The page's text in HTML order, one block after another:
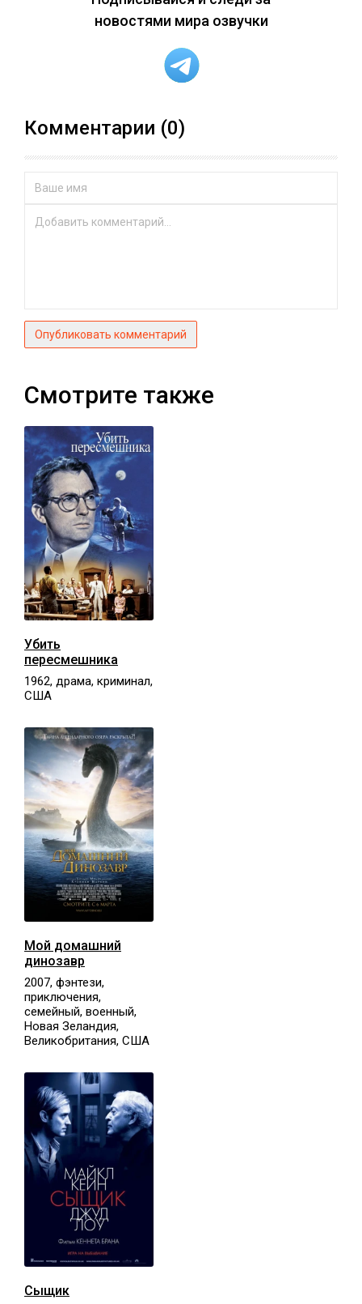
новостями мира озвучки
Комментарии (0)
Опубликовать комментарий
Смотрите также
Убить
пересмешника
1962, драма, криминал,
США
Мой домашний
динозавр
2007, фэнтези,
приключения,
семейный, военный,
Новая Зеландия,
Великобритания, США
Сыщик